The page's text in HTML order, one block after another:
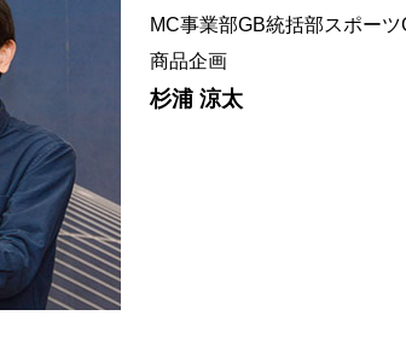
MC事業部GB統括部スポーツ
商品企画
杉浦 涼太